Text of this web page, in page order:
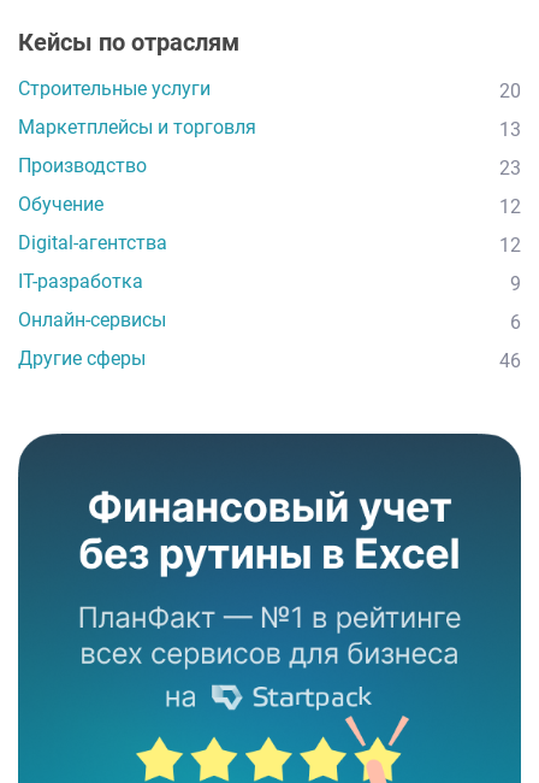
Кейсы по отраслям
Строительные услуги
20
Маркетплейсы и торговля
13
Производство
23
Обучение
12
Digital-агентства
12
IT-разработка
9
Онлайн-сервисы
6
Другие сферы
46